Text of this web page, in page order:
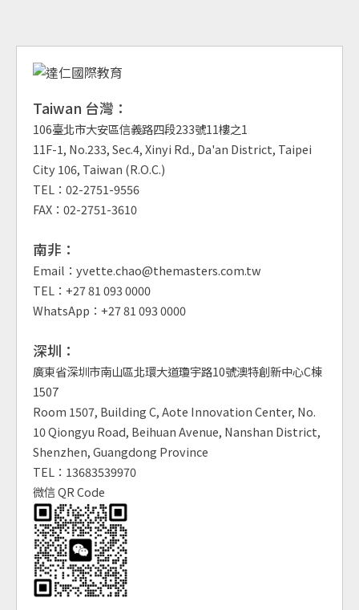
Taiwan 台灣：
106臺北市大安區信義路四段233號11樓之1
11F-1, No.233, Sec.4, Xinyi Rd., Da'an District, Taipei
City 106, Taiwan (R.O.C.)
TEL：02-2751-9556
FAX：02-2751-3610
南非：
Email：yvette.chao@themasters.com.tw
TEL：+27 81 093 0000
WhatsApp：+27 81 093 0000
深圳：
廣東省深圳市南山區北環大道瓊宇路10號澳特創新中心C棟
1507
Room 1507, Building C, Aote Innovation Center, No.
10 Qiongyu Road, Beihuan Avenue, Nanshan District,
Shenzhen, Guangdong Province
TEL：13683539970
微信 QR Code